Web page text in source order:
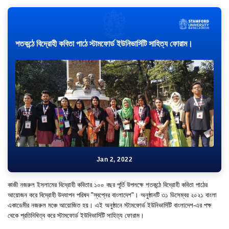
শতকন্ঠে বিদ্রোহী কবিতা পাঠে স্টামফোর্ড ইউনিভার্সিটি সাহিত্য ফোরাম।
Jan 2, 2022
কাজী নজরুল ইসলামের বিদ্রোহী কবিতার ১০০ বছর পূর্তি উপলক্ষে শতকন্ঠে বিদ্রোহী কবিতা পাঠের
আয়োজন করে বিদ্রোহী উদযাপন পরিষদ "স্বপ্নের বাংলাদেশ"। অনুষ্ঠানটি ৩১ ডিসেম্বর ২০২১ বাংলা
একাডেমীর নজরুল মঞ্চে আয়োজিত হয়। এই অনুষ্ঠানে স্টামফোর্ড ইউনিভার্সিটি বাংলাদেশ-এর পক্ষ
থেকে প্রতিনিধিত্ব করে স্টামফোর্ড ইউনিভার্সিটি সাহিত্য ফোরাম।